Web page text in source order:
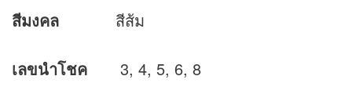
สีมงคล สีส้ม
เลขนำโชค 3, 4, 5, 6, 8